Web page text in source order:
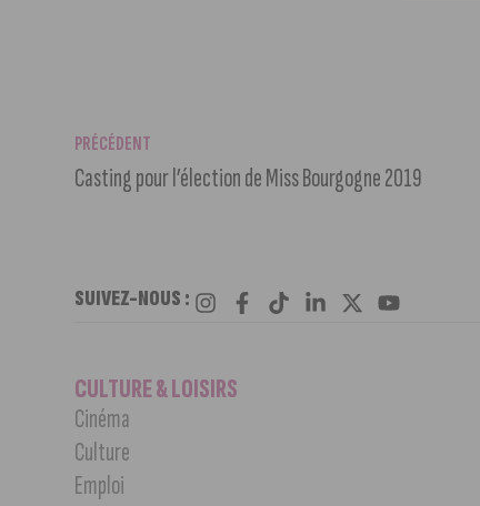
PRÉCÉDENT
Casting pour l’élection de Miss Bourgogne 2019
SUIVEZ-NOUS :
CULTURE & LOISIRS
Cinéma
Culture
Emploi